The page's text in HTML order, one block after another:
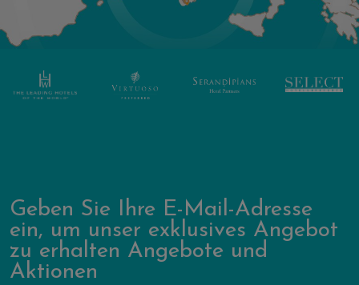
Geben Sie Ihre E-Mail-Adresse
ein, um unser exklusives Angebot
zu erhalten Angebote und
Aktionen